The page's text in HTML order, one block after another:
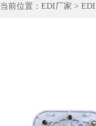
当前位置： EDI厂家 > EDI